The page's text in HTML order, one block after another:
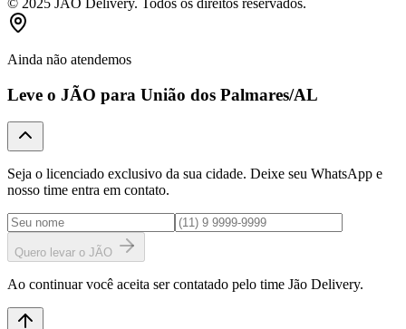
© 2025 JÃO Delivery. Todos os direitos reservados.
Ainda não atendemos
Leve o JÃO para União dos Palmares/AL
Seja o licenciado exclusivo da sua cidade. Deixe seu WhatsApp e
nosso time entra em contato.
Quero levar o JÃO
Ao continuar você aceita ser contatado pelo time Jão Delivery.